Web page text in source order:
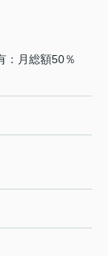
：月総額50％